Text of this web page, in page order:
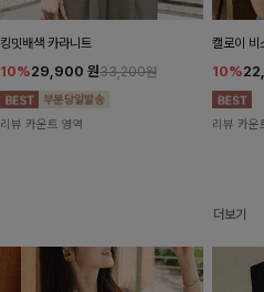
킹밋배색 카라니트
10%29,900 원33,200원
리뷰 카운트 영역
캘로이 비
10%
리뷰 카운
더보기